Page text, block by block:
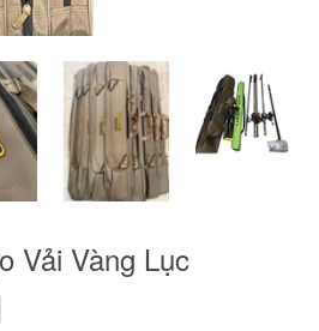
Vải Vàng Lục